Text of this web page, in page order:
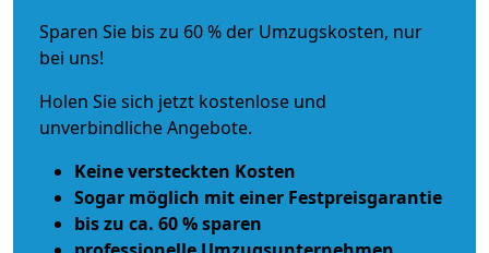
Sparen Sie bis zu 60 % der Umzugskosten, nur
bei uns!
Holen Sie sich jetzt kostenlose und
unverbindliche Angebote.
Keine versteckten Kosten
Sogar möglich mit einer Festpreisgarantie
bis zu ca. 60 % sparen